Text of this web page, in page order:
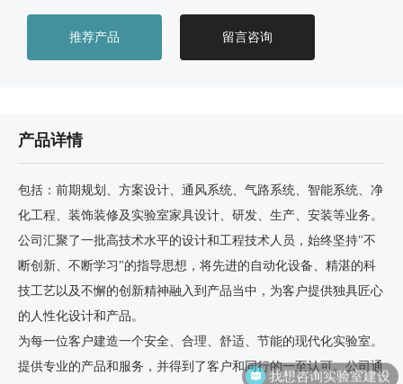
推荐产品 留言咨询
产品详情
包括：前期规划、方案设计、通风系统、气路系统、智能系统、净
化工程、装饰装修及实验室家具设计、研发、生产、安装等业务。
公司汇聚了一批高技术水平的设计和工程技术人员，始终坚持"不
断创新、不断学习"的指导思想，将先进的自动化设备、精湛的科
技工艺以及不懈的创新精神融入到产品当中，为客户提供独具匠心
的人性化设计和产品。
为每一位客户建造一个安全、合理、舒适、节能的现代化实验室。
提供专业的产品和服务，并得到了客户和同行的一至认可。公司通
我想咨询实验室建设